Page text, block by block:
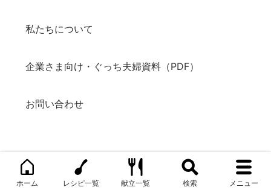
ホーム レシピ一覧 献立一覧 検索 メニュー
私たちについて
企業さま向け・ぐっち夫婦資料（PDF）
お問い合わせ